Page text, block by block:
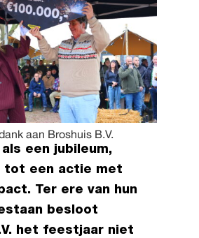
aan Broshuis B.V.
een jubileum,
tot een actie met
Ter ere van hun
besloot
het feestjaar niet